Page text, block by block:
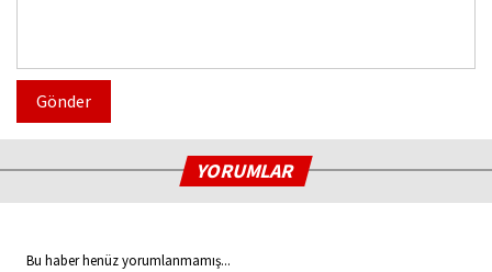
Gönder
YORUMLAR
Bu haber henüz yorumlanmamış...